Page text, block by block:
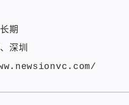
期
、 深圳